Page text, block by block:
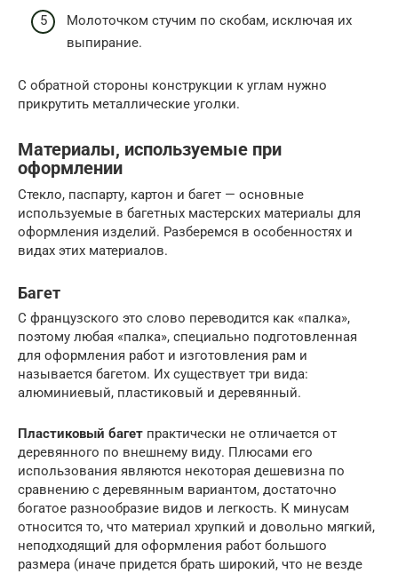
Молоточком стучим по скобам, исключая их
выпирание.
С обратной стороны конструкции к углам нужно
прикрутить металлические уголки.
Материалы, используемые при
оформлении
Стекло, паспарту, картон и багет — основные
используемые в багетных мастерских материалы для
оформления изделий. Разберемся в особенностях и
видах этих материалов.
Багет
С французского это слово переводится как «палка»,
поэтому любая «палка», специально подготовленная
для оформления работ и изготовления рам и
называется багетом. Их существует три вида:
алюминиевый, пластиковый и деревянный.
Пластиковый багет практически не отличается от
деревянного по внешнему виду. Плюсами его
использования являются некоторая дешевизна по
сравнению с деревянным вариантом, достаточно
богатое разнообразие видов и легкость. К минусам
относится то, что материал хрупкий и довольно мягкий,
неподходящий для оформления работ большого
размера (иначе придется брать широкий, что не везде